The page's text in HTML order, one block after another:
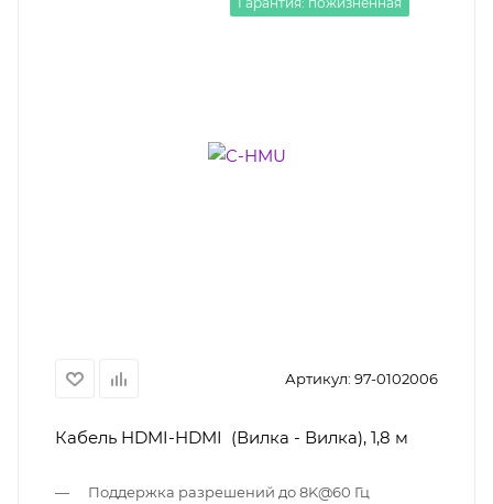
Артикул: 97-0102006
Кабель HDMI-HDMI (Вилка - Вилка), 1,8 м
Поддержка разрешений до 8K@60 Гц